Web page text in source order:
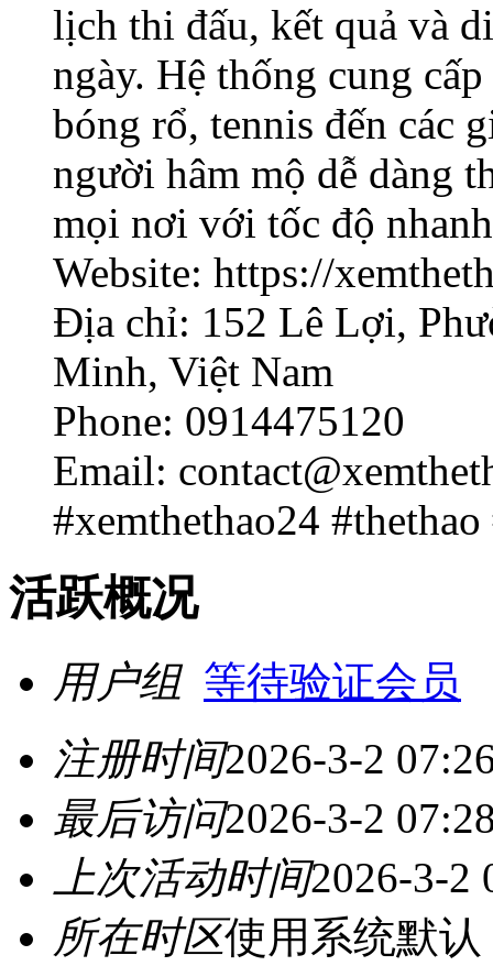
lịch thi đấu, kết quả và
ngày. Hệ thống cung
bóng rổ, tennis đến các
người hâm mộ dễ dàng
mọi nơi với tốc độ
Website: https://
Địa chỉ: 152 Lê Lợi,
Minh, Việt Nam
Phone: 0914475120
Email:
#xemthethao24
活跃概况
用户组 等待验证会员
注册时间2026-3-2
最后访问2026-3-2
上次活动时间2026-3-2
所在时区使用系统默认